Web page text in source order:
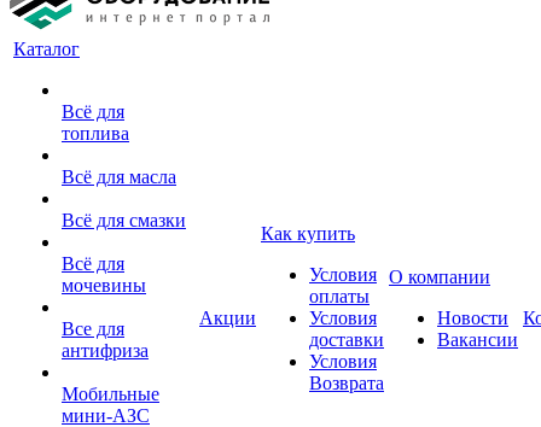
Каталог
Всё для
топлива
Всё для масла
Всё для смазки
Всё для
мочевины
Все для
антифриза
Мобильные
мини-АЗС
Акции
Как купить
Условия
оплаты
Условия
доставки
Условия
Возврата
О компании
Новости
Вакансии